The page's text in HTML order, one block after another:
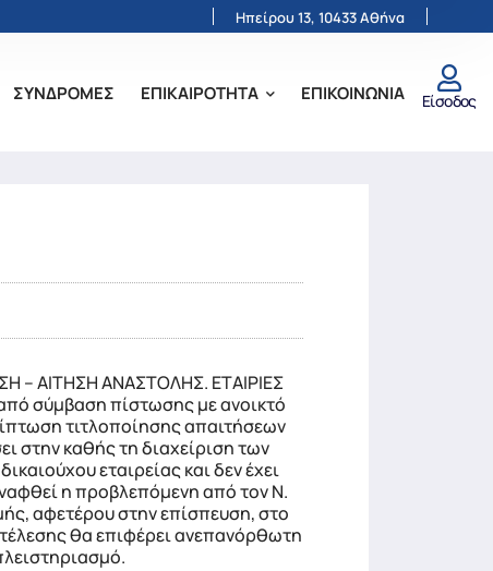
Ηπείρου 13, 10433 Αθήνα
ΣΥΝΔΡΟΜΕΣ ΕΠΙΚΑΙΡΟΤΗΤΑ ΕΠΙΚΟΙΝΩΝΙΑ Είσοδος
– ΑΙΤΗΣΗ ΑΝΑΣΤΟΛΗΣ. ΕΤΑΙΡΙΕΣ
σύμβαση πίστωσης με ανοικτό
τιτλοποίησης απαιτήσεων
στην καθής τη διαχείριση των
εταιρείας και δεν έχει
η προβλεπόμενη από τον Ν.
αφετέρου στην επίσπευση, στο
θα επιφέρει ανεπανόρθωτη